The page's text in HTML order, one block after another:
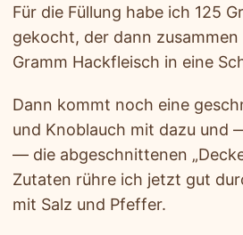
Für die Füllung habe ich 125
gekocht, der dann
Gramm Hackfleisch in eine
Dann kommt noch eine
und Knoblauch mit dazu und
— die abgeschnittenen
Zutaten rühre ich jetzt gut
mit Salz und Pfeffer.